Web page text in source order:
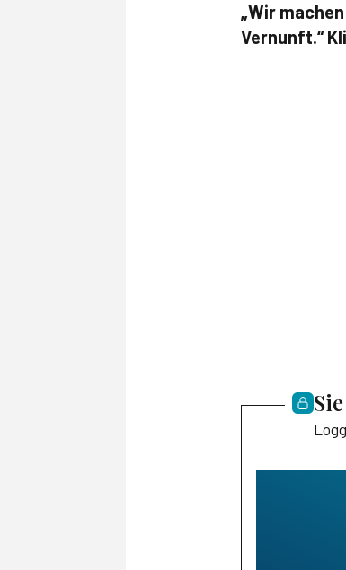
„Wir
Vernunft.“